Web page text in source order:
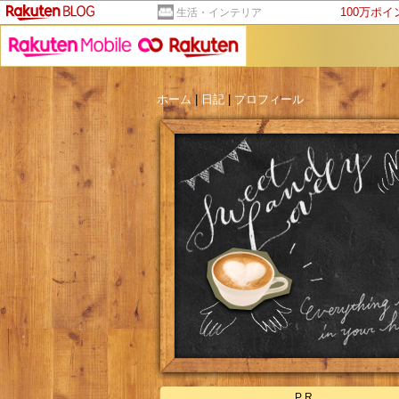
生活・インテリア 100万ポイ
ホーム | 日記 プロフィール